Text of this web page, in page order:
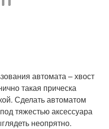
автомата – хвост
такая прическа
Сделать автоматом
тяжестью аксессуара
неопрятно.